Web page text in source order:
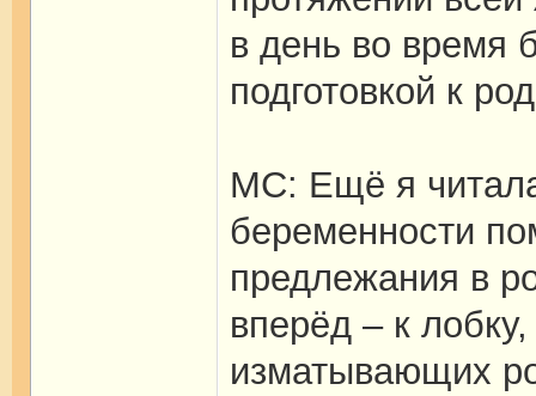
в день во время
подготовкой к
МС: Ещё я
беременности
предлежания в
вперёд – к
изматывающих